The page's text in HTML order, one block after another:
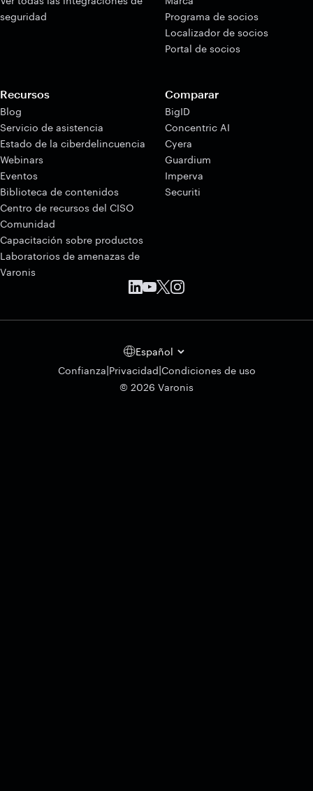
seguridad
Programa de socios
Localizador de socios
Portal de socios
Recursos
Blog
Servicio de asistencia
Estado de la ciberdelincuencia
Webinars
Eventos
Biblioteca de contenidos
Centro de recursos del CISO
Comunidad
Capacitación sobre productos
Laboratorios de amenazas de
Varonis
Comparar
BigID
Concentric AI
Cyera
Guardium
Imperva
Securiti
Español
Confianza|Privacidad|Condiciones de uso
© 2026 Varonis